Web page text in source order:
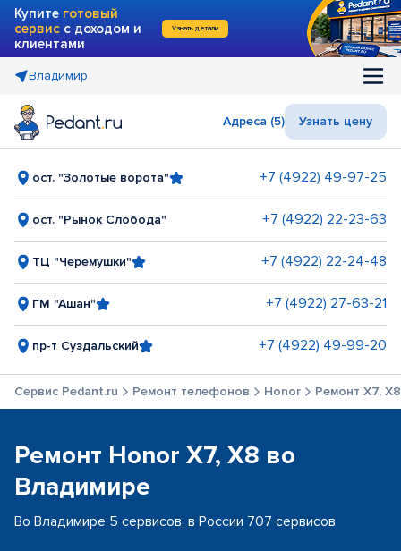
Купите готовый
сервис с доходом и
клиентами
Узнать детали
Владимир
Адреса (5) Узнать цену
ост. "Золотые ворота" +7 (4922) 49-97-25
ост. "Рынок Слобода" +7 (4922) 22-23-63
ТЦ "Черемушки" +7 (4922) 22-24-48
ГМ "Ашан" +7 (4922) 27-63-21
пр-т Суздальский +7 (4922) 49-99-20
Сервис Pedant.ru Ремонт телефонов Honor Ремонт X7, X8
Ремонт Honor X7, X8 во
Владимире
Во Владимире 5 сервисов, в России 707 сервисов